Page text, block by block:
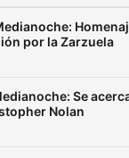
por la Zarzuela
Se
Nolan